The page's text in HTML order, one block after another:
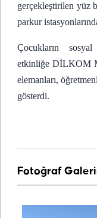
gerçekleştirilen yüz
parkur
Çocukların
etkinliğe DİLKOM
elemanları,
gösterdi.
Fotoğraf